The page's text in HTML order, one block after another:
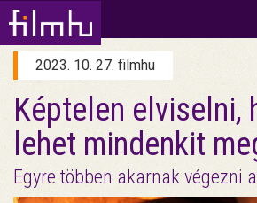
2023. 10. 27. filmhu
Képtelen elviselni,
lehet mindenkit
Egyre többen akarnak végezni